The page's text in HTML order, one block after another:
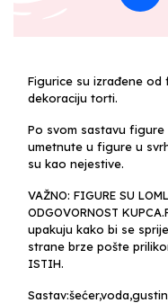
Figurice su izrađene od
dekoraciju torti.
Po svom sastavu
umetnute u figure u
su kao nejestive.
VAŽNO: FIGURE SU
ODGOVORNOST
upakuju kako bi se
strane brze pošte
ISTIH.